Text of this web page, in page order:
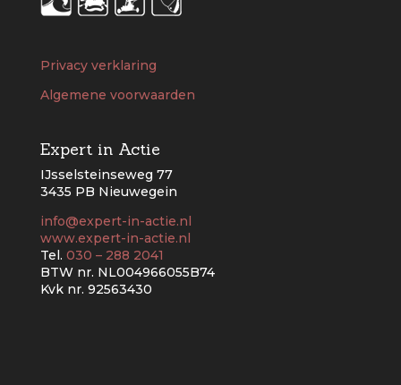
Privacy verklaring
Algemene voorwaarden
Expert in Actie
IJsselsteinseweg 77
3435 PB Nieuwegein
info@expert-in-actie.nl
www.expert-in-actie.nl
Tel. 030 – 288 2041
BTW nr. NL004966055B74
Kvk nr. 92563430